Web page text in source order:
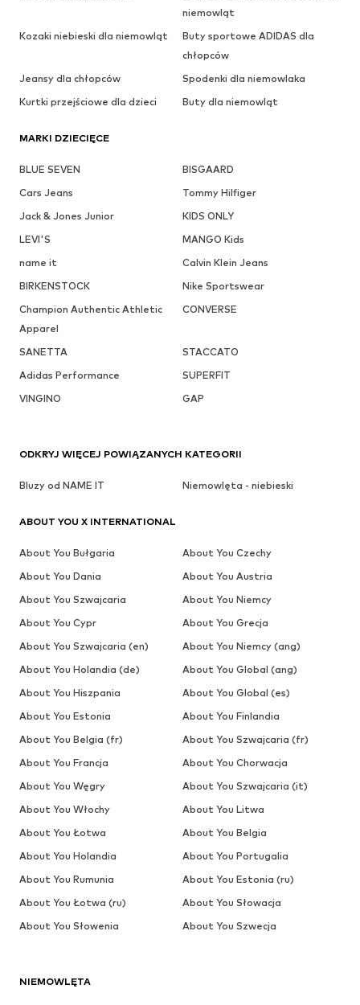
niemowląt
Kozaki niebieski dla niemowląt
Buty sportowe ADIDAS dla
chłopców
Jeansy dla chłopców
Spodenki dla niemowlaka
Kurtki przejściowe dla dzieci
Buty dla niemowląt
MARKI DZIECIĘCE
BLUE SEVEN
BISGAARD
Cars Jeans
Tommy Hilfiger
Jack & Jones Junior
KIDS ONLY
LEVI'S
MANGO Kids
name it
Calvin Klein Jeans
BIRKENSTOCK
Nike Sportswear
Champion Authentic Athletic
Apparel
CONVERSE
SANETTA
STACCATO
Adidas Performance
SUPERFIT
VINGINO
GAP
NIEMOWLĘTA
ODKRYJ WIĘCEJ POWIĄZANYCH KATEGORII
Bluzy od NAME IT Niemowlęta - niebieski
ABOUT YOU X INTERNATIONAL
About You Bułgaria
About You Czechy
About You Dania
About You Austria
About You Szwajcaria
About You Niemcy
About You Cypr
About You Grecja
About You Szwajcaria (en)
About You Niemcy (ang)
About You Holandia (de)
About You Global (ang)
About You Hiszpania
About You Global (es)
About You Estonia
About You Finlandia
About You Belgia (fr)
About You Szwajcaria (fr)
About You Francja
About You Chorwacja
About You Węgry
About You Szwajcaria (it)
About You Włochy
About You Litwa
About You Łotwa
About You Belgia
About You Holandia
About You Portugalia
About You Rumunia
About You Estonia (ru)
About You Łotwa (ru)
About You Słowacja
About You Słowenia
About You Szwecja